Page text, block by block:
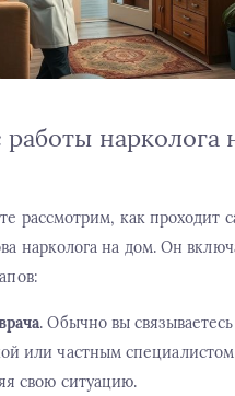
нарколога
рассмотрим, как проходит
нарколога на дом. Он
. Обычно вы связываетесь
или частным
свою ситуацию.